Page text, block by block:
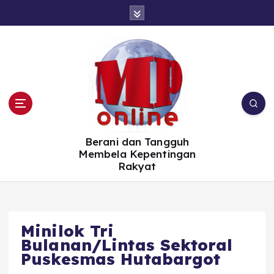
Berani dan Tangguh
Membela Kepentingan
Rakyat
Minilok Tri
Bulanan/Lintas Sektoral
Puskesmas Hutabargot